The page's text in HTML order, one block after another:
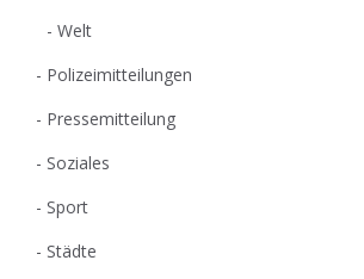
Welt
Polizeimitteilungen
Pressemitteilung
Soziales
Sport
Städte